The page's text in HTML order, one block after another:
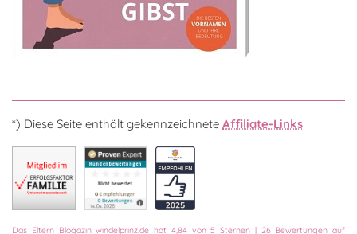
*) Diese Seite enthält gekennzeichnete Affiliate-Links
Das Eltern Blogazin windelprinz.de hat 4,84von5 Sternen | 26Bewertungen auf